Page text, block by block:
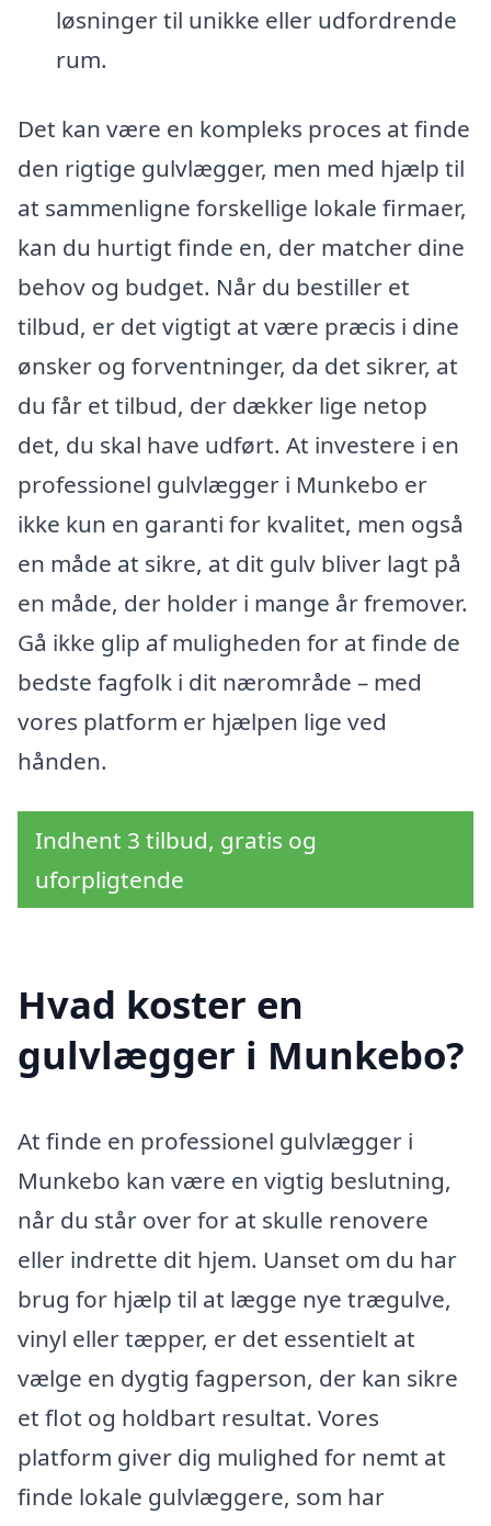
løsninger til unikke eller udfordrende
rum.
Det kan være en kompleks proces at finde
den rigtige gulvlægger, men med hjælp til
at sammenligne forskellige lokale firmaer,
kan du hurtigt finde en, der matcher dine
behov og budget. Når du bestiller et
tilbud, er det vigtigt at være præcis i dine
ønsker og forventninger, da det sikrer, at
du får et tilbud, der dækker lige netop
det, du skal have udført. At investere i en
professionel gulvlægger i Munkebo er
ikke kun en garanti for kvalitet, men også
en måde at sikre, at dit gulv bliver lagt på
en måde, der holder i mange år fremover.
Gå ikke glip af muligheden for at finde de
bedste fagfolk i dit nærområde – med
vores platform er hjælpen lige ved
hånden.
Indhent 3 tilbud, gratis og
uforpligtende
Hvad koster en
gulvlægger i Munkebo?
At finde en professionel gulvlægger i
Munkebo kan være en vigtig beslutning,
når du står over for at skulle renovere
eller indrette dit hjem. Uanset om du har
brug for hjælp til at lægge nye trægulve,
vinyl eller tæpper, er det essentielt at
vælge en dygtig fagperson, der kan sikre
et flot og holdbart resultat. Vores
platform giver dig mulighed for nemt at
finde lokale gulvlæggere, som har